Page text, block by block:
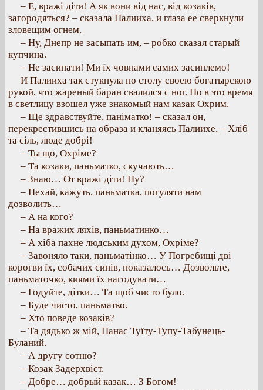
– Е, вражі діти! А як вони від нас, від козаків,
загородяться? – сказала Палииха, и глаза ее сверкнули
зловещим огнем.
– Ну, Днепр не засыпать им, – робко сказал старый
купчина.
– Не засипати! Ми їх човнами самих засиплемо!
И Палииха так стукнула по столу своею богатырскою
рукой, что жареный баран свалился с ног. Но в это время
в светлицу взошел уже знакомый нам казак Охрим.
– Ще здравствуйте, паніматко! – сказал он,
перекрестившись на образа и кланяясь Палиихе. – Хліб
та сіль, люде добрі!
– Ты що, Охріме?
– Та козаки, паньматко, скучають…
– Знаю… От вражі діти! Ну?
– Нехай, кажуть, паньматка, погуляти нам
дозволить…
– А на кого?
– На вражих ляхів, паньматинко…
– А хіба пахне людським духом, Охріме?
– Завоняло таки, паньматінко… У Погребищі дві
корогви їх, собачих синів, показалось… Дозвольте,
паньматочко, киями їх нагодувати…
– Годуйте, дітки… Та щоб чисто було.
– Буде чисто, паньматко.
– Хто поведе козаків?
– Та дядько ж мій, Панас Туїту-Тупу-Табунець-
Буланий.
– А другу сотню?
– Козак Задерхвіст.
– Добре… добрый казак… З Богом!